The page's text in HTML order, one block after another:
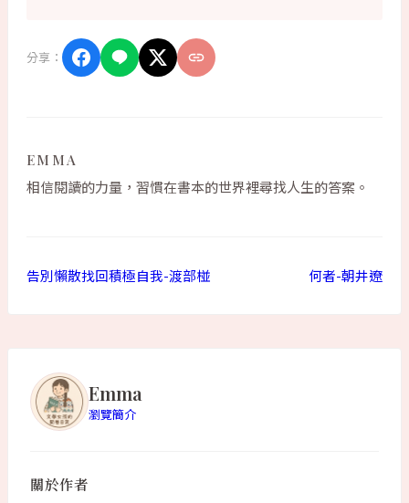
分享：
EMMA
相信閱讀的力量，習慣在書本的世界裡尋找人生的答案。
告別懶散找回積極自我-渡部椪 何者-朝井遼
Emma
瀏覽簡介
關於作者